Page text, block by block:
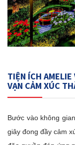
TIỆN ÍCH
VẠN CẢM XÚC
Bước vào không
giây đong đầy cảm